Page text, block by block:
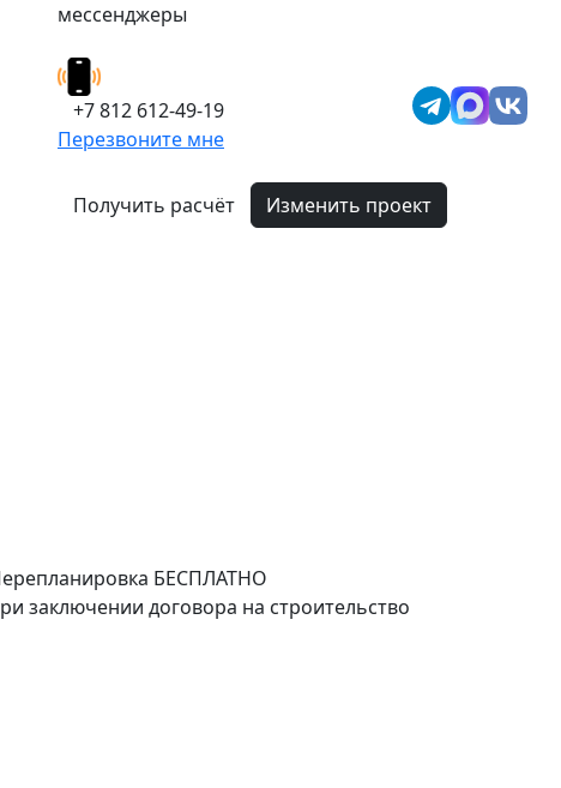
мессенджеры
+7 812 612-49-19
Перезвоните мне
Получить расчёт Изменить проект
БЕСПЛАТНО
заключении договора на строительство